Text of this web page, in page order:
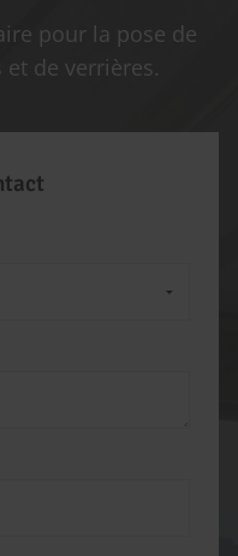
pour la pose de
de verrières.